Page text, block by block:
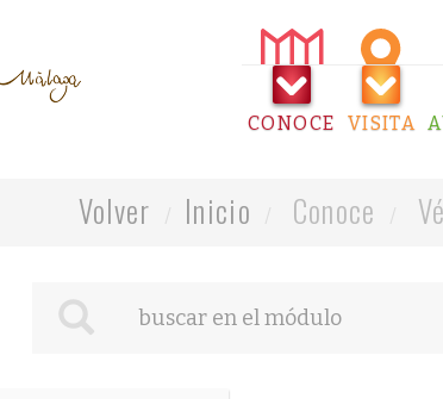
CONOCE VISITA
Volver Inicio Conoce